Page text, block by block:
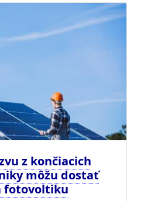
z končiacich
môžu dostať
fotovoltiku